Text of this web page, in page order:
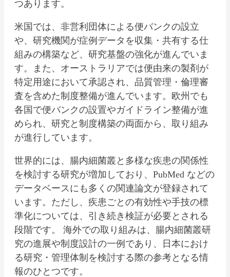
つあります。
米国では、非営利団体による便バンクの設立
や、研究機関が症例データを収集・共有する仕
組みの構築など、研究基盤の強化が進んでいま
す。また、オーストラリアでは便由来の製剤が
特定用途において承認され、品質管理・倫理審
査を含めた制度整備が進んでいます。欧州でも
各国で便バンクの設置やガイドライン整備が進
められ、研究と制度構築の両面から、取り組み
が進行しています。
世界的には、腸内細菌叢と多様な疾患の関係性
を検討する研究が増加しており、PubMed などの
データベースにも多くの関連論文が登録されて
います。ただし、疾患ごとの有効性や手技の標
準化については、引き続き検証が必要とされる
段階です。 海外での取り組みは、腸内細菌叢研
究の進展や制度設計の一例であり、日本におけ
る研究・管理体制を検討する際の参考となる情
報のひとつです。